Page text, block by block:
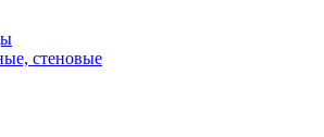
стеновые